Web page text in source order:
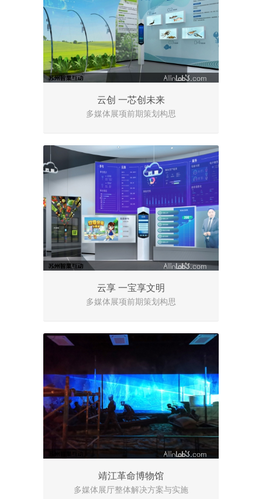
云创 一芯创未来
多媒体展项前期策划构思
云享 一宝享文明
多媒体展项前期策划构思
靖江革命博物馆
多媒体展厅整体解决方案与实施